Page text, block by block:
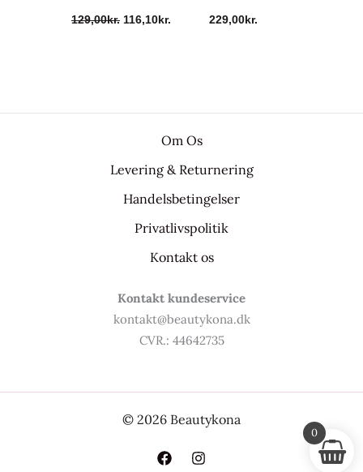
129,00kr. 116,10kr. 229,00kr.
Om Os
Levering & Returnering
Handelsbetingelser
Privatlivspolitik
Kontakt os
Kontakt kundeservice
kontakt@beautykona.dk
CVR.: 44642735
© 2026 Beautykona
0